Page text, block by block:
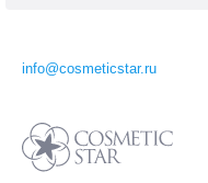
info@cosmeticstar.ru